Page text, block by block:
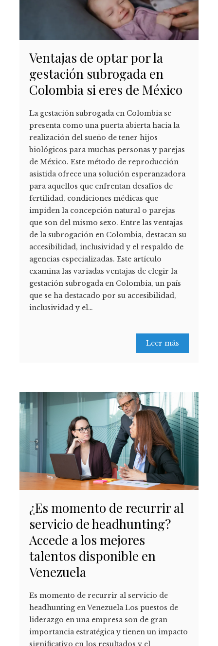
Ventajas de optar por la
gestación subrogada en
Colombia si eres de México
La gestación subrogada en Colombia se
presenta como una puerta abierta hacia la
realización del sueño de tener hijos
biológicos para muchas personas y parejas
de México. Este método de reproducción
asistida ofrece una solución esperanzadora
para aquellos que enfrentan desafíos de
fertilidad, condiciones médicas que
impiden la concepción natural o parejas
que son del mismo sexo. Entre las ventajas
de la subrogación en Colombia, destacan su
accesibilidad, inclusividad y el respaldo de
agencias especializadas. Este artículo
examina las variadas ventajas de elegir la
gestación subrogada en Colombia, un país
que se ha destacado por su accesibilidad,
inclusividad y el…
Leer más
¿Es momento de recurrir al
servicio de headhunting?
Accede a los mejores
talentos disponible en
Venezuela
Es momento de recurrir al servicio de
headhunting en Venezuela Los puestos de
liderazgo en una empresa son de gran
importancia estratégica y tienen un impacto
significativo en los resultados y el